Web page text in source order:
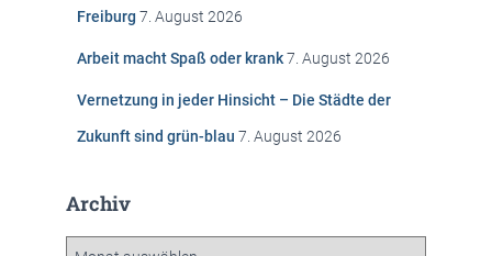
Freiburg 7. August 2026
Arbeit macht Spaß oder krank7. August 2026
Vernetzung in jeder Hinsicht – Die Städte der
Zukunft sind grün-blau 7. August 2026
Archiv